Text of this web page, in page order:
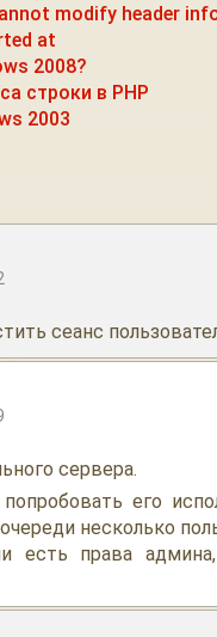
modify header
at
2008?
строки в PHP
2003
сеанс
сервера.
его
несколько
есть права